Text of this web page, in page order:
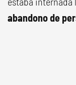
abandono de